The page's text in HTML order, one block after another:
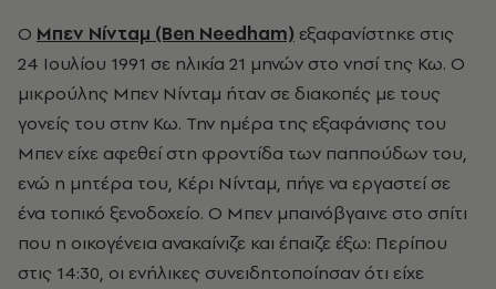
Ο Μπεν Νίνταμ (Ben Needham) εξαφανίστηκε στις
24 Ιουλίου 1991 σε ηλικία 21 μηνών στο νησί της Κω. Ο
μικρούλης Μπεν Νίνταμ ήταν σε διακοπές με τους
γονείς του στην Κω. Την ημέρα της εξαφάνισης του
Μπεν είχε αφεθεί στη φροντίδα των παππούδων του,
ενώ η μητέρα του, Κέρι Νίνταμ, πήγε να εργαστεί σε
ένα τοπικό ξενοδοχείο. Ο Μπεν μπαινόβγαινε στο σπίτι
που η οικογένεια ανακαίνιζε και έπαιζε έξω: Περίπου
στις 14:30, οι ενήλικες συνειδητοποίησαν ότι είχε